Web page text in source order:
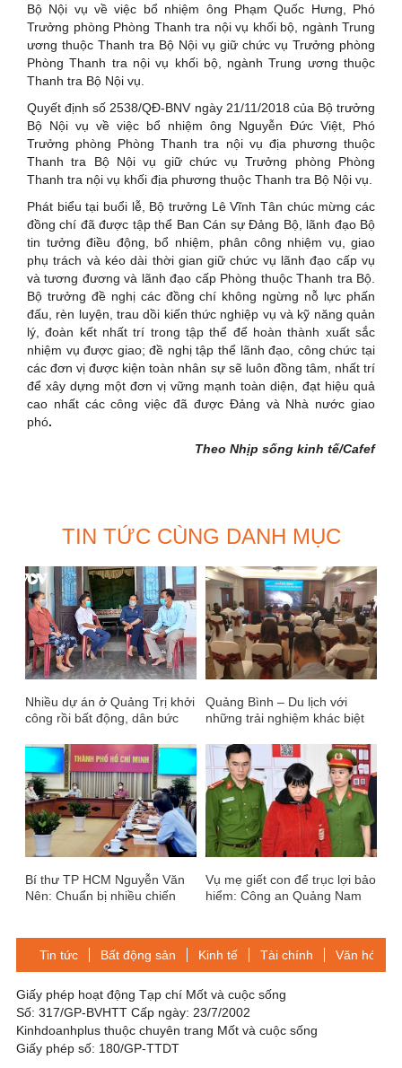
Bộ Nội vụ về việc bổ nhiệm ông Phạm Quốc Hưng, Phó
Trưởng phòng Phòng Thanh tra nội vụ khối bộ, ngành Trung
ương thuộc Thanh tra Bộ Nội vụ giữ chức vụ Trưởng phòng
Phòng Thanh tra nội vụ khối bộ, ngành Trung ương thuộc
Thanh tra Bộ Nội vụ.
Quyết định số 2538/QĐ-BNV ngày 21/11/2018 của Bộ trưởng
Bộ Nội vụ về việc bổ nhiệm ông Nguyễn Đức Việt, Phó
Trưởng phòng Phòng Thanh tra nội vụ địa phương thuộc
Thanh tra Bộ Nội vụ giữ chức vụ Trưởng phòng Phòng
Thanh tra nội vụ khối địa phương thuộc Thanh tra Bộ Nội vụ.
Phát biểu tại buổi lễ, Bộ trưởng Lê Vĩnh Tân chúc mừng các
đồng chí đã được tập thể Ban Cán sự Đảng Bộ, lãnh đạo Bộ
tin tưởng điều động, bổ nhiệm, phân công nhiệm vụ, giao
phụ trách và kéo dài thời gian giữ chức vụ lãnh đạo cấp vụ
và tương đương và lãnh đạo cấp Phòng thuộc Thanh tra Bộ.
Bộ trưởng đề nghị các đồng chí không ngừng nỗ lực phấn
đấu, rèn luyện, trau dồi kiến thức nghiệp vụ và kỹ năng quản
lý, đoàn kết nhất trí trong tập thể để hoàn thành xuất sắc
nhiệm vụ được giao; đề nghị tập thể lãnh đạo, công chức tại
các đơn vị được kiện toàn nhân sự sẽ luôn đồng tâm, nhất trí
để xây dựng một đơn vị vững mạnh toàn diện, đạt hiệu quả
cao nhất các công việc đã được Đảng và Nhà nước giao
phó.
Theo Nhịp sống kinh tế/Cafef
TIN TỨC CÙNG DANH MỤC
Nhiều dự án ở Quảng Trị khởi
công rồi bất động, dân bức
Quảng Bình – Du lịch với
những trải nghiệm khác biệt
Bí thư TP HCM Nguyễn Văn
Nên: Chuẩn bị nhiều chiến
Vụ mẹ giết con để trục lợi bảo
hiểm: Công an Quảng Nam
Tin tức
Bất động sản Kinh tế Tài chính Văn hóa-
Giấy phép hoạt động Tạp chí Mốt và cuộc sống
Số: 317/GP-BVHTT Cấp ngày: 23/7/2002
Kinhdoanhplus thuộc chuyên trang Mốt và cuộc sống
Giấy phép số: 180/GP-TTDT